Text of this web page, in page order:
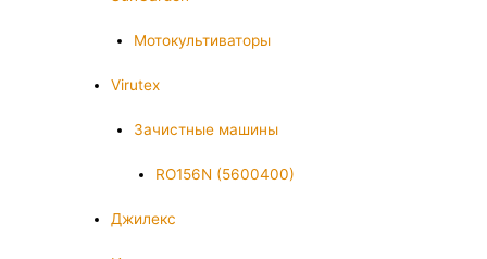
Мотокультиваторы
Virutex
Зачистные машины
RO156N (5600400)
Джилекс